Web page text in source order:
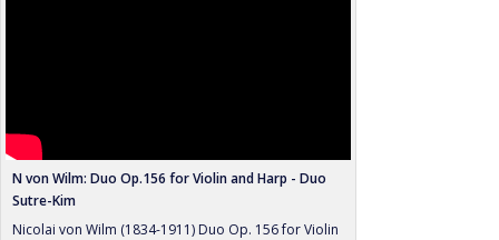
N von Wilm: Duo Op.156 for Violin and Harp - Duo
Sutre-Kim
Nicolai von Wilm (1834-1911) Duo Op. 156 for Violin